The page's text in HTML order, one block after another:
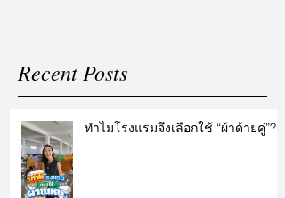
Recent Posts
ทำไมโรงแรมจึงเลือกใช้ “ผ้าด้ายคู่”?